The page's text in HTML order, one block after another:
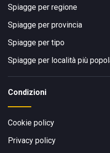
Spiagge per regione
Spiagge per provincia
Spiagge per tipo
Spiagge per località più
Condizioni
Cookie policy
Privacy policy